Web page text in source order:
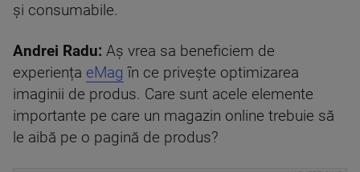
și consumabile.
Andrei Radu: Aș vrea sa beneficiem de
experiența eMag în ce privește optimizarea
imaginii de produs. Care sunt acele elemente
importante pe care un magazin online trebuie să
le aibă pe o pagină de produs?